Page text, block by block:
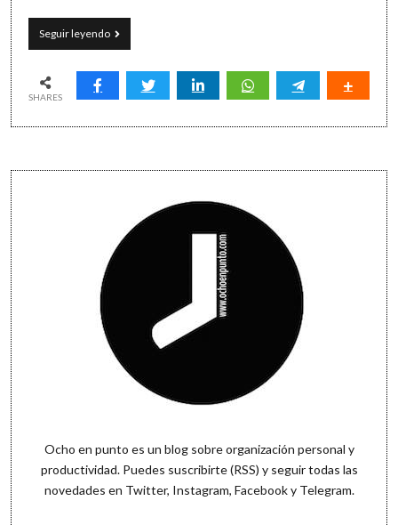
Seguir leyendoDos
pasos
mirar
perspectiva
SHARES
Sidebar
Ocho en punto es un blog sobre organización personal y
productividad. Puedes suscribirte (RSS) y seguir todas las
novedades en Twitter, Instagram, Facebooky Telegram.